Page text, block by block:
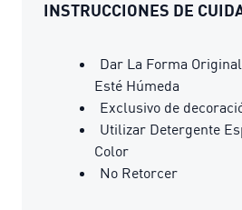
INSTRUCCIONES DE
Dar La Forma
Esté Húmeda
Exclusivo de
Utilizar Detergente
Color
No Retorcer